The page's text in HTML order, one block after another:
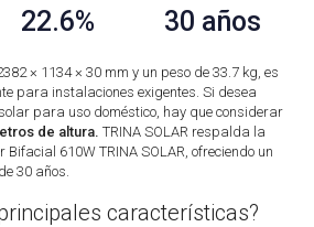
22.6% 30 años
× 1134 × 30 mm y un peso de 33.7 kg, es
para instalaciones exigentes. Si desea
para uso doméstico, hay que considerar
de altura. TRINA SOLAR respalda la
610W TRINA SOLAR, ofreciendo un
30 años.
características?